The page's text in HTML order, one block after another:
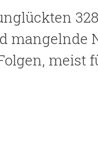
mangelnde
meist